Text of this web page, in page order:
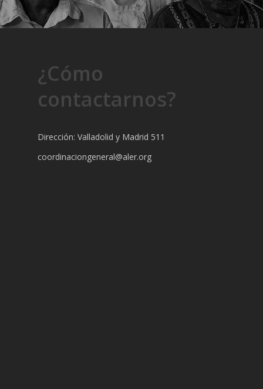
¿Cómo
contactarnos?
Dirección: Valladolid y Madrid 511
coordinaciongeneral@aler.org